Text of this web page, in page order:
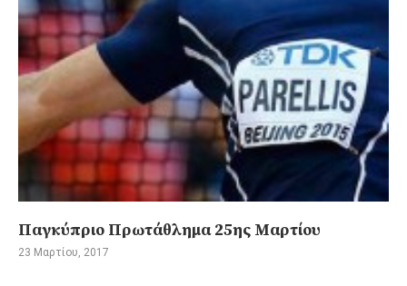
Παγκύπριο Πρωτάθλημα 25ης Μαρτίου
23 Μαρτίου, 2017